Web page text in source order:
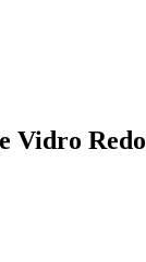
Vidro